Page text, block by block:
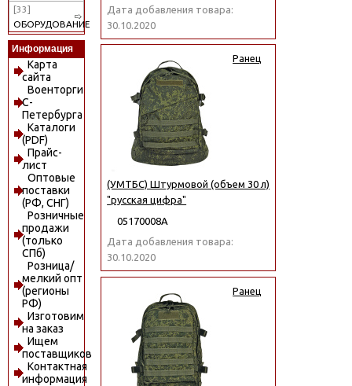
[33]
ОБОРУДОВАНИЕ
Информация
Карта
сайта
Военторги
С-
Петербурга
Каталоги
(PDF)
Прайс-
лист
Оптовые
поставки
(РФ, СНГ)
Розничные
продажи
(только
СПб)
Розница/
мелкий опт
(регионы
РФ)
Изготовим
на заказ
Ищем
поставщиков
Контактная
информация
Дата добавления товара:
30.10.2020
Ранец
(УМТБС) Штурмовой (объем 30 л)
"русская цифра"
05170008А
Дата добавления товара:
30.10.2020
Ранец